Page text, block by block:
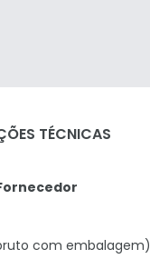
TÉCNICAS
com embalagem)